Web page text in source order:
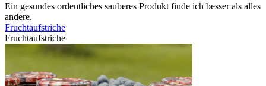
Ein gesundes ordentliches sauberes Produkt finde ich besser als alles
andere.
Fruchtaufstriche
Fruchtaufstriche